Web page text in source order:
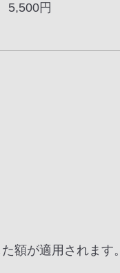
5,500円
額が適用されます。